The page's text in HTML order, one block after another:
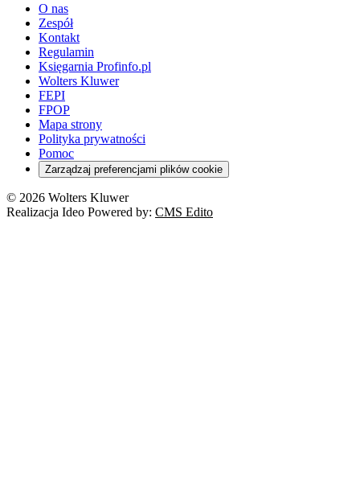
O nas
Zespół
Kontakt
Regulamin
Księgarnia Profinfo.pl
Wolters Kluwer
FEPI
FPOP
Mapa strony
Polityka prywatności
Pomoc
Zarządzaj preferencjami plików cookie
© 2026 Wolters Kluwer
Realizacja Ideo Powered by: CMS Edito